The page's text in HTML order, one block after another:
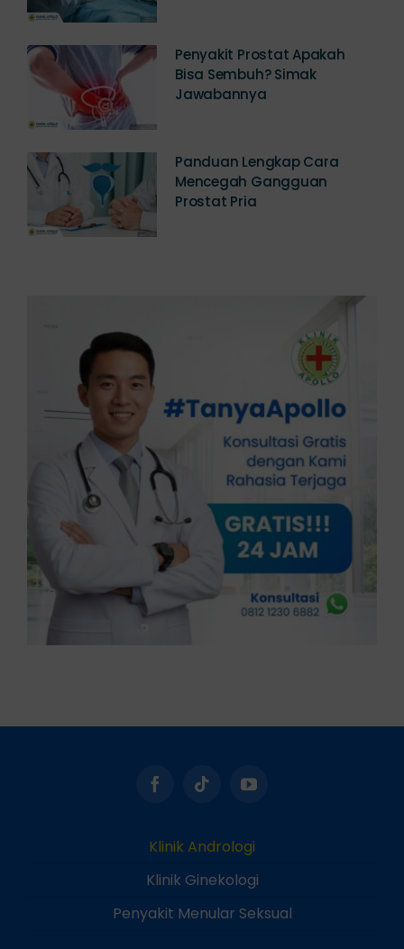
Penyakit Prostat Apakah
Bisa Sembuh? Simak
Jawabannya
Panduan Lengkap Cara
Mencegah Gangguan
Prostat Pria
Klinik Andrologi
Klinik Ginekologi
Penyakit Menular Seksual